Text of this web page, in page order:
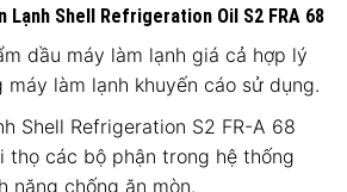
Lạnh Shell Refrigeration Oil S2 FRA 68
dầu máy làm lạnh giá cả hợp lý
máy làm lạnh khuyến cáo sử dụng.
Shell Refrigeration S2 FR-A 68
thọ các bộ phận trong hệ thống
năng chống ăn mòn.